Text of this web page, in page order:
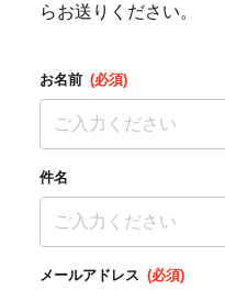
らお送りください。
お名前 (必須)
件名
メールアドレス (必須)